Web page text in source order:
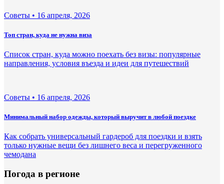
Советы • 16 апреля, 2026
Топ стран, куда не нужна виза
Список стран, куда можно поехать без визы: популярные
направления, условия въезда и идеи для путешествий
Советы • 16 апреля, 2026
Минимальный набор одежды, который выручит в любой поездке
Как собрать универсальный гардероб для поездки и взять
только нужные вещи без лишнего веса и перегруженного
чемодана
Погода в регионе